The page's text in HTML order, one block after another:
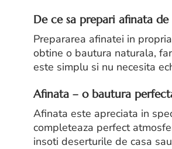
De ce sa prepari afinata de
Prepararea afinatei in
obtine o bautura naturala,
este simplu si nu necesita
Afinata – o bautura
Afinata este apreciata in
completeaza perfect
insoti deserturile de casa